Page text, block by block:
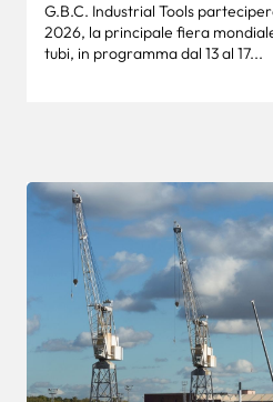
G.B.C. Industrial Tools
2026, la principale fiera
tubi, in programma dal 13 al 17...